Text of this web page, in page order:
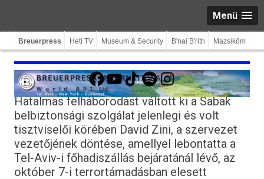
Menü
Breuerpress Heti TV Museum & Security B'nai B'rith Mazsiköm
Facebook
YouTube
TikTokSpotifyInstagram
Hatalmas felháborodást váltott ki a Sabak
belbiztonsági szolgálat jelenlegi és volt
tisztviselői körében David Zini, a szervezet
vezetőjének döntése, amellyel lebontatta a
Tel-Aviv-i főhadiszállás bejáratánál lévő, az
október 7-i terrortámadásban elesett